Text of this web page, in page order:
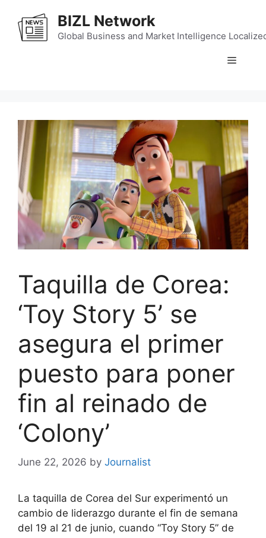
content
BIZL Network
Global Business and Market Intelligence
Menu
Taquilla de Corea:
‘Toy Story 5’ se
asegura el primer
puesto para poner
fin al reinado de
‘Colony’
June 22, 2026 by Journalist
La taquilla de Corea del Sur experimentó un
cambio de liderazgo durante el fin de semana
del 19 al 21 de junio, cuando “Toy Story 5” de